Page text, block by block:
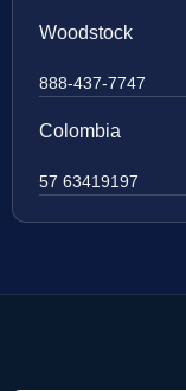
Woodstock
888-437-7747
Colombia
57 63419197